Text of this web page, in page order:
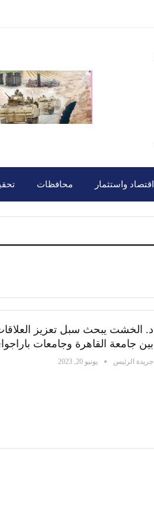
اقتصاد واستثمار محافظات
د. الخشت يبحث سبل تعزيز العلاقات
بين جامعة القاهرة وجامعات
جريدة الرئيس يونيو 20, 2023